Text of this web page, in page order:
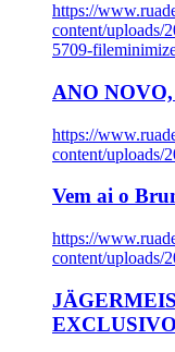
https://
content/uploads/
5709-
ANO
https://
content/uploads/
Vem ai o
https://
content/uploads/